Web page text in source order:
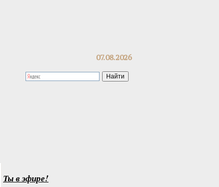
07.08.2026
Ты в эфире!